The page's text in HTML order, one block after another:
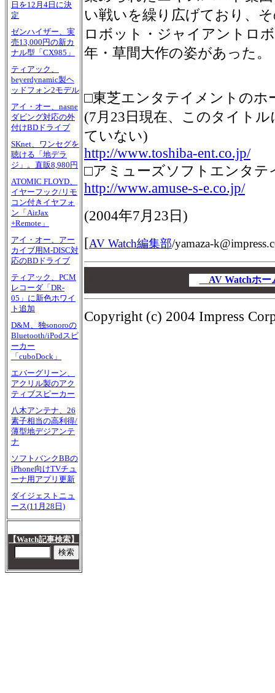
日を12月4日に決
定
ゼンハイザー、実
売13,000円の新カ
ナル型「CX985」
ティアック、
beyerdynamic製ヘ
ッドフォン2モデル
アイ・オー、nasne
ダビング対応の外
付けBDドライブ
SKnet、ワンセグを
聴ける「地デラ
ジ」。直販8,980円
ATOMIC FLOYD、
イヤーフック/リモ
コン付きイヤフォ
ン「AirJax
+Remote」
アイ・オー、アー
カイブ用M-DISC対
応のBDドライブ
ティアック、PCM
レコーダ「DR-
05」に新色ホワイ
ト追加
D&M、独sonoroの
Bluetooth/iPodスピ
ーカー
「cuboDock」
エバーグリーン、
アクリル製のアク
ティブスピーカー
八木アンテナ、26
素子相当の高利得/
薄型地デジアンテ
ナ
ソフトバンクBBの
iPhone向けTVチュ
ーナ用アプリ更新
ダイジェストニュ
ース(11月28日)
【Watch記事検索】
い戦いを繰り広げており、
ロボット・ジャイアントロ
年・草間大作の姿があった。
□東芝エンタテイメントのホ
(7月23日現在、このタイト
ていない)
http://www.toshiba-ent.co.jp/
□アミューズソフトエンタテ
http://www.amuse-s-e.co.jp/
(2004年7月23日 )
[AV Watch編集部/yamaza-
AV Watchホ
Copyright (c) 2004 Impress